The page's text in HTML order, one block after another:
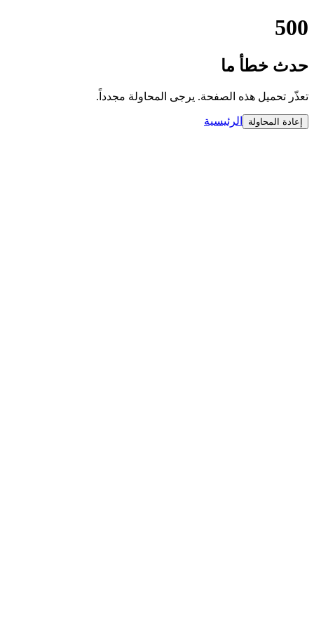
500
حدث خطأ ما
تعذّر تحميل هذه الصفحة. يرجى المحاولة مجدداً.
إعادة المحاولة الرئيسية